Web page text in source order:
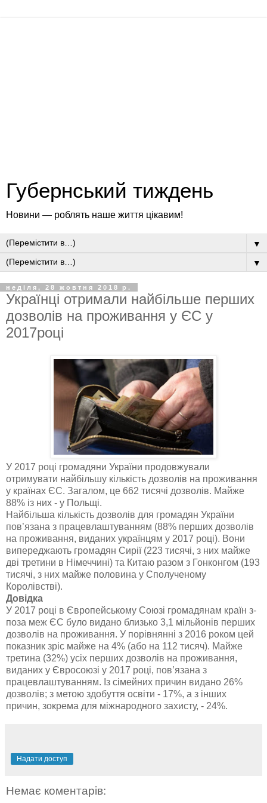
Губернський тиждень
Новини — роблять наше життя цікавим!
▼
▼
неділя, 28 жовтня 2018 р.
Українці отримали найбільше перших
дозволів на проживання у ЄС у
2017році
У 2017 році громадяни України продовжували
отримувати найбільшу кількість дозволів на проживання
у країнах ЄС. Загалом, це 662 тисячі дозволів. Майже
88% із них - у Польщі.
Найбільша кількість дозволів для громадян України
пов’язана з працевлаштуванням (88% перших дозволів
на проживання, виданих українцям у 2017 році). Вони
випереджають громадян Сирії (223 тисячі, з них майже
дві третини в Німеччині) та Китаю разом з Гонконгом (193
тисячі, з них майже половина у Сполученому
Королівстві).
Довідка
У 2017 році в Європейському Союзі громадянам країн з-
поза меж ЄС було видано близько 3,1 мільйонів перших
дозволів на проживання. У порівнянні з 2016 роком цей
показник зріс майже на 4% (або на 112 тисяч). Майже
третина (32%) усіх перших дозволів на проживання,
виданих у Євросоюзі у 2017 році, пов’язана з
працевлаштуванням. Із сімейних причин видано 26%
дозволів; з метою здобуття освіти - 17%, а з інших
причин, зокрема для міжнародного захисту, - 24%.
Надати доступ
Немає коментарів: